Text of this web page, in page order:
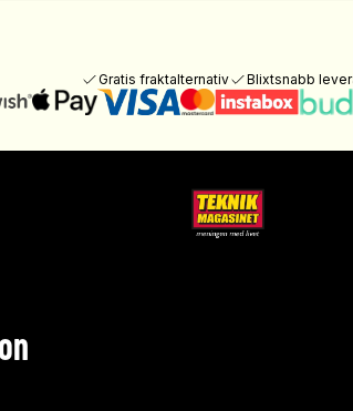
Gratis fraktalternativ Blixtsnabb